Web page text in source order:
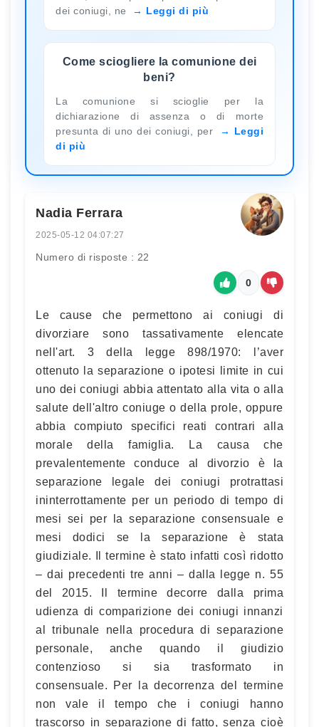
dei coniugi, ne
Leggi di più
Come sciogliere la comunione dei
beni?
La comunione si scioglie per la
dichiarazione di assenza o di morte
presunta di uno dei coniugi, per
Leggi
di più
Nadia Ferrara
2025-05-12 04:07:27
Numero di risposte : 22
0
Le cause che permettono ai coniugi di
divorziare sono tassativamente elencate
nell'art. 3 della legge 898/1970: l’aver
ottenuto la separazione o ipotesi limite in cui
uno dei coniugi abbia attentato alla vita o alla
salute dell'altro coniuge o della prole, oppure
abbia compiuto specifici reati contrari alla
morale della famiglia. La causa che
prevalentemente conduce al divorzio è la
separazione legale dei coniugi protrattasi
ininterrottamente per un periodo di tempo di
mesi sei per la separazione consensuale e
mesi dodici se la separazione è stata
giudiziale. Il termine è stato infatti così ridotto
– dai precedenti tre anni – dalla legge n. 55
del 2015. Il termine decorre dalla prima
udienza di comparizione dei coniugi innanzi
al tribunale nella procedura di separazione
personale, anche quando il giudizio
contenzioso si sia trasformato in
consensuale. Per la decorrenza del termine
non vale il tempo che i coniugi hanno
trascorso in separazione di fatto, senza cioè